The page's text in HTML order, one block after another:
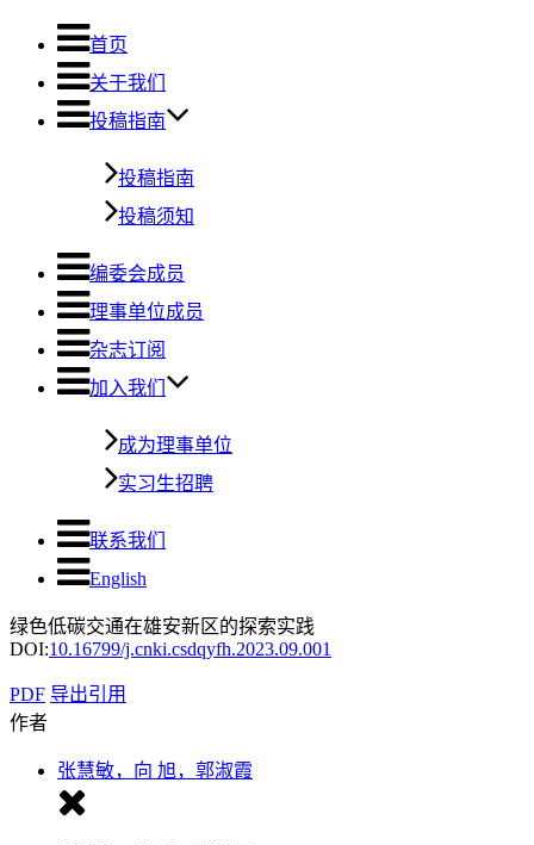
首页
关于我们
投稿指南
投稿指南
投稿须知
编委会成员
理事单位成员
杂志订阅
加入我们
成为理事单位
实习生招聘
联系我们
English
绿色低碳交通在雄安新区的探索实践
DOI:10.16799/j.cnki.csdqyfh.2023.09.001
PDF 导出引用
作者
张慧敏，向 旭，郭淑霞